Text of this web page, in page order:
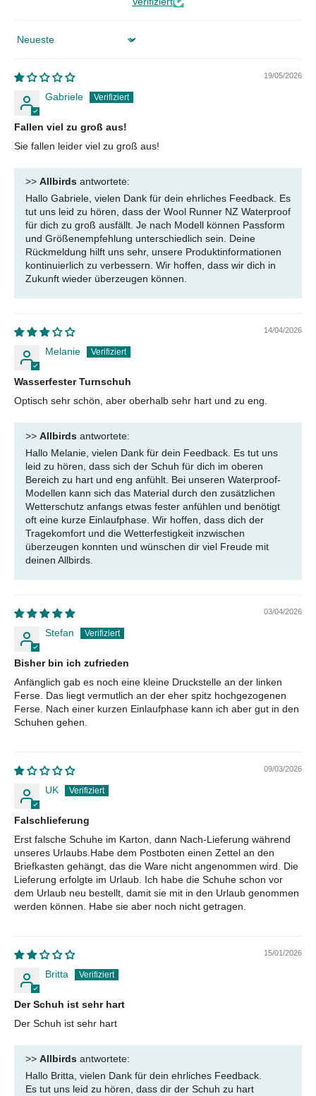
Sort by
19/05/2026
Gabriele
Fallen viel zu groß aus!
Sie fallen leider viel zu groß aus!
>> Allbirds antwortete:
Hallo Gabriele, vielen Dank für dein ehrliches Feedback. Es
tut uns leid zu hören, dass der Wool Runner NZ Waterproof
für dich zu groß ausfällt. Je nach Modell können Passform
und Größenempfehlung unterschiedlich sein. Deine
Rückmeldung hilft uns sehr, unsere Produktinformationen
kontinuierlich zu verbessern. Wir hoffen, dass wir dich in
Zukunft wieder überzeugen können.
14/04/2026
Melanie
Wasserfester Turnschuh
Optisch sehr schön, aber oberhalb sehr hart und zu eng.
>> Allbirds antwortete:
Hallo Melanie, vielen Dank für dein Feedback. Es tut uns
leid zu hören, dass sich der Schuh für dich im oberen
Bereich zu hart und eng anfühlt. Bei unseren Waterproof-
Modellen kann sich das Material durch den zusätzlichen
Wetterschutz anfangs etwas fester anfühlen und benötigt
oft eine kurze Einlaufphase. Wir hoffen, dass dich der
Tragekomfort und die Wetterfestigkeit inzwischen
überzeugen konnten und wünschen dir viel Freude mit
deinen Allbirds.
03/04/2026
Stefan
Bisher bin ich zufrieden
Anfänglich gab es noch eine kleine Druckstelle an der linken
Ferse. Das liegt vermutlich an der eher spitz hochgezogenen
Ferse. Nach einer kurzen Einlaufphase kann ich aber gut in den
Schuhen gehen.
09/03/2026
UK
Falschlieferung
Erst falsche Schuhe im Karton, dann Nach-Lieferung während
unseres Urlaubs.Habe dem Postboten einen Zettel an den
Briefkasten gehängt, das die Ware nicht angenommen wird. Die
Lieferung erfolgte im Urlaub. Ich habe die Schuhe schon vor
dem Urlaub neu bestellt, damit sie mit in den Urlaub genommen
werden können. Habe sie aber noch nicht getragen.
15/01/2026
Britta
Der Schuh ist sehr hart
Der Schuh ist sehr hart
>> Allbirds antwortete:
Hallo Britta, vielen Dank für dein ehrliches Feedback.
Es tut uns leid zu hören, dass dir der Schuh zu hart